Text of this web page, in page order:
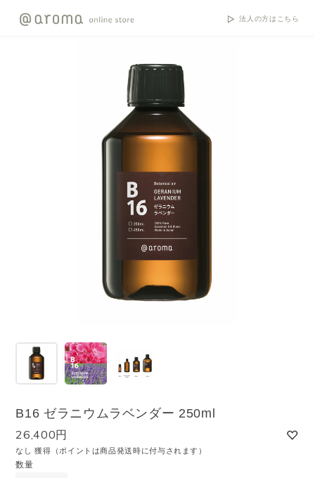
法人の方はこちら
B16 ゼラニウムラベンダー 250ml
26,400円
なし 獲得（ポイントは商品発送時に付与されます）
数量